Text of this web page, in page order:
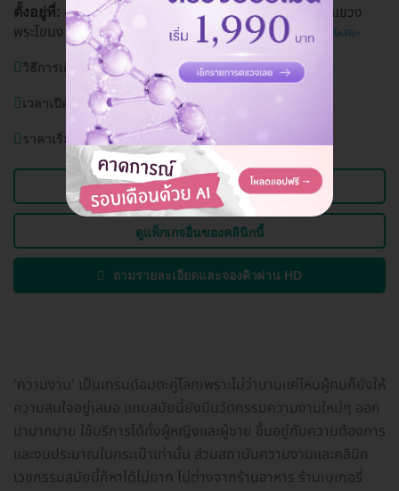
ตั้งอยู่ที่: อาคารแฟร์ทาวเวอร์ เลขที่ 370/7 ซ. สุขุมวิท 50 แขวง
พระโขนง เขตคลองเตย กรุงเทพมหานคร 10260
ดูแผนที่คลินิก
วิธีการเดินทาง:BTS อ่อนนุช
เวลาเปิดบริการ:วันจันทร์-อาทิตย์ (ทุกวัน) 12.00-20.00 น.
ราคาเริ่มต้นที่2,999 บาท
ดูข้อมูลคลินิก
ดูแพ็กเกจอื่นของคลินิกนี้
ถามรายละเอียดและจองคิวผ่าน HD
'ความงาม' เป็นเทรนด์อมตะคู่โลกเพราะไม่ว่านานแค่ไหนผู้คนก็ยังให้
ความสนใจอยู่เสมอ แถมสมัยนี้ยังมีนวัตกรรมความงามใหม่ๆ ออก
มามากมาย ใช้บริการได้ทั้งผู้หญิงและผู้ชาย ขึ้นอยู่กับความต้องการ
และงบประมาณในกระเป๋าเท่านั้น ส่วนสถาบันความงามและคลินิก
เวชกรรมสมัยนี้ก็หาได้ไม่ยาก ไม่ต่างจากร้านอาหาร ร้านเบเกอรี่